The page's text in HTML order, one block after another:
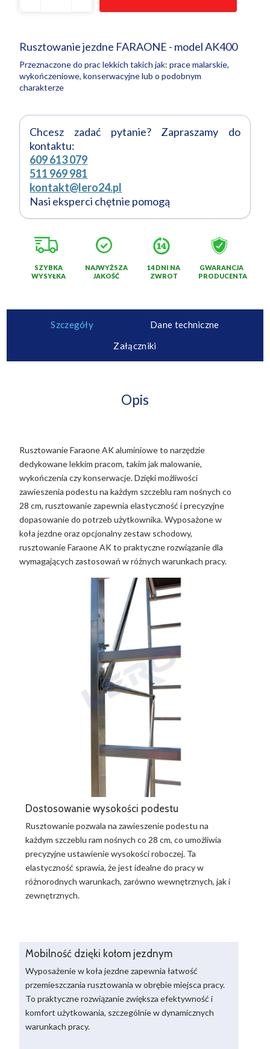
Rusztowanie jezdne FARAONE - model AK400
Przeznaczone do prac lekkich takich jak: prace malarskie,
wykończeniowe, konserwacyjne lub o podobnym
charakterze
Chcesz zadać pytanie? Zapraszamy do
kontaktu:
609 613 079
511 969 981
kontakt@lero24.pl
Nasi eksperci chętnie pomogą
SZYBKA
WYSYŁKA
NAJWYŻSZA
JAKOŚĆ
14 DNI NA
ZWROT
GWARANCJA
PRODUCENTA
Szczegóły
Dane techniczne
Załączniki
Opis
Rusztowanie Faraone AK aluminiowe to narzędzie
dedykowane lekkim pracom, takim jak malowanie,
wykończenia czy konserwacje. Dzięki możliwości
zawieszenia podestu na każdym szczeblu ram nośnych co
28 cm, rusztowanie zapewnia elastyczność i precyzyjne
dopasowanie do potrzeb użytkownika. Wyposażone w
koła jezdne oraz opcjonalny zestaw schodowy,
rusztowanie Faraone AK to praktyczne rozwiązanie dla
wymagających zastosowań w różnych warunkach pracy.
Dostosowanie wysokości podestu
Rusztowanie pozwala na zawieszenie podestu na
każdym szczeblu ram nośnych co 28 cm, co umożliwia
precyzyjne ustawienie wysokości roboczej. Ta
elastyczność sprawia, że jest idealne do pracy w
różnorodnych warunkach, zarówno wewnętrznych, jak i
zewnętrznych.
Mobilność dzięki kołom jezdnym
Wyposażenie w koła jezdne zapewnia łatwość
przemieszczania rusztowania w obrębie miejsca pracy.
To praktyczne rozwiązanie zwiększa efektywność i
komfort użytkowania, szczególnie w dynamicznych
warunkach pracy.